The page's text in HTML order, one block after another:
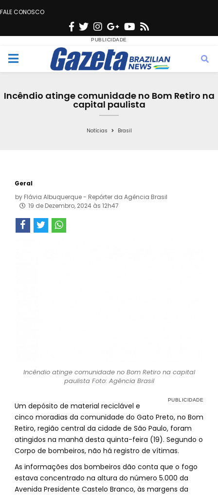
FALE CONOSCO
F
c
e
o
T
w
i
t
e
n
s
t
g
r
a
G
o
o
g
e
Y
u
t
b
s
M
Incêndio atinge comunidade no Bom Retiro na
capital paulista
Notícias Brasil
Geral
by Flávia Albuquerque - Repórter da Agência Brasil
19 de Dezembro, 2024 às 12h47
Incêndio atinge comunidade no Bom Retiro na capital
paulista Foto: Agência Brasil
Um depósito de material reciclável e
cinco moradias da comunidade do Gato Preto, no Bom
Retiro, região central da cidade de São Paulo, foram
atingidos na manhã desta quinta-feira (19). Segundo o
Corpo de bombeiros, não há registro de vítimas.
As informações dos bombeiros dão conta que o fogo
estava concentrado na altura do número 5.000 da
Avenida Presidente Castelo Branco, às margens da